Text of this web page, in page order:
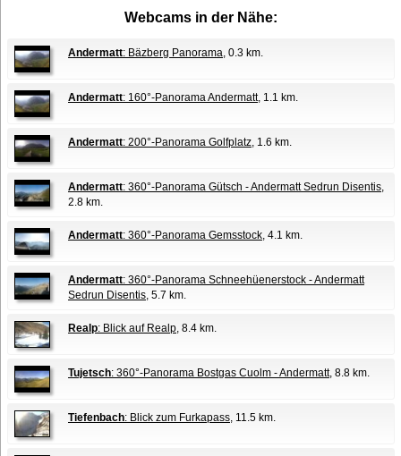
Webcams in der Nähe:
Andermatt: Bäzberg Panorama, 0.3 km.
Andermatt: 160°-Panorama Andermatt, 1.1 km.
Andermatt: 200°-Panorama Golfplatz, 1.6 km.
Andermatt: 360°-Panorama Gütsch - Andermatt Sedrun Disentis,
2.8 km.
Andermatt: 360°-Panorama Gemsstock, 4.1 km.
Andermatt: 360°-Panorama Schneehüenerstock - Andermatt
Sedrun Disentis, 5.7 km.
Realp: Blick auf Realp, 8.4 km.
Tujetsch: 360°-Panorama Bostgas Cuolm - Andermatt, 8.8 km.
Tiefenbach: Blick zum Furkapass, 11.5 km.